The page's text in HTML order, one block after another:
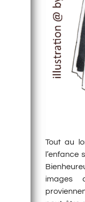
Tout au
l’enfance
images